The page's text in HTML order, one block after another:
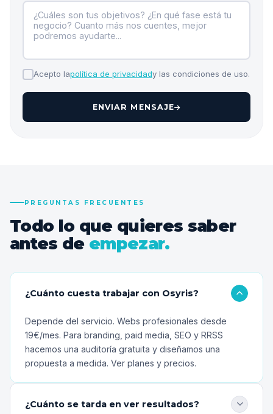
Acepto lapolítica de privacidady las condiciones de uso.
ENVIAR MENSAJE
PREGUNTAS FRECUENTES
Todo lo que quieres saber
antes de empezar.
¿Cuánto cuesta trabajar con Osyris?
Depende del servicio. Webs profesionales desde
19€/mes. Para branding, paid media, SEO y RRSS
hacemos una auditoría gratuita y diseñamos una
propuesta a medida. Ver planes y precios.
¿Cuánto se tarda en ver resultados?